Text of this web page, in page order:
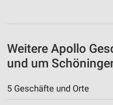
Weitere Apollo
und um
5 Geschäfte und Orte